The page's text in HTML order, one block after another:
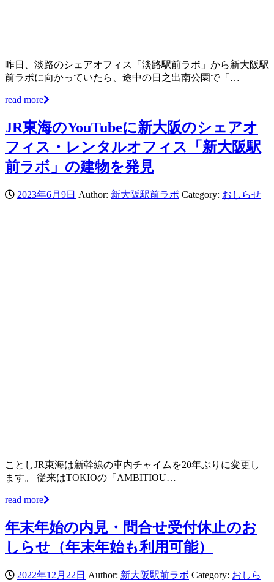
昨日、淡路のシェアオフィス「淡路駅前ラボ」から新大阪駅
前ラボに向かっていたら、途中の日之出南公園で「…
read more
JR東海のYouTubeに新大阪のシェアオ
フィス・レンタルオフィス「新大阪駅
前ラボ」の建物を発見
2023年6月9日 Author: 新大阪駅前ラボ Category: おしらせ
ことしJR東海は新幹線の車内チャイムを20年ぶりに変更し
ます。 従来はTOKIOの「AMBITIOU…
read more
年末年始の内見・問合せ受付休止のお
しらせ（年末年始も利用可能）
2022年12月22日 Author: 新大阪駅前ラボ Category: おしら